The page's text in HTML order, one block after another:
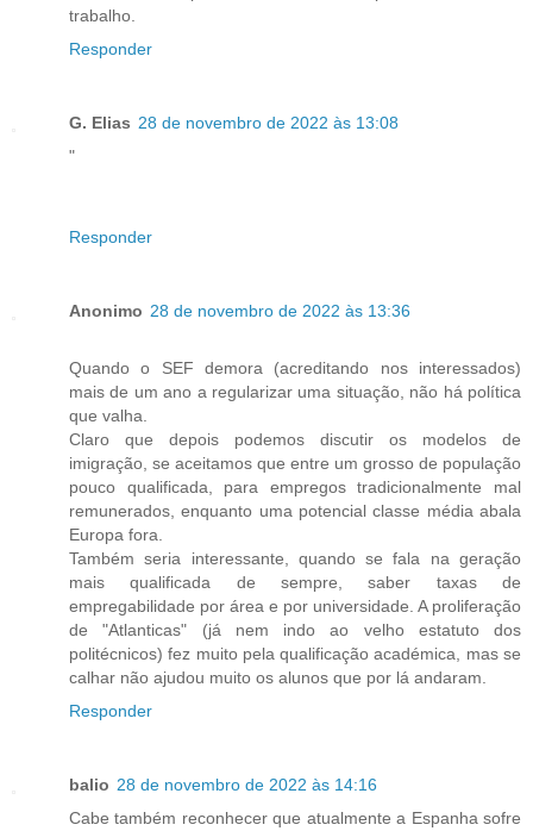
trabalho.
Responder
G. Elias 28 de novembro de 2022 às 13:08
"
Responder
Anonimo 28 de novembro de 2022 às 13:36
Quando o SEF demora (acreditando nos interessados)
mais de um ano a regularizar uma situação, não há política
que valha.
Claro que depois podemos discutir os modelos de
imigração, se aceitamos que entre um grosso de população
pouco qualificada, para empregos tradicionalmente mal
remunerados, enquanto uma potencial classe média abala
Europa fora.
Também seria interessante, quando se fala na geração
mais qualificada de sempre, saber taxas de
empregabilidade por área e por universidade. A proliferação
de "Atlanticas" (já nem indo ao velho estatuto dos
politécnicos) fez muito pela qualificação académica, mas se
calhar não ajudou muito os alunos que por lá andaram.
Responder
balio 28 de novembro de 2022 às 14:16
Cabe também reconhecer que atualmente a Espanha sofre